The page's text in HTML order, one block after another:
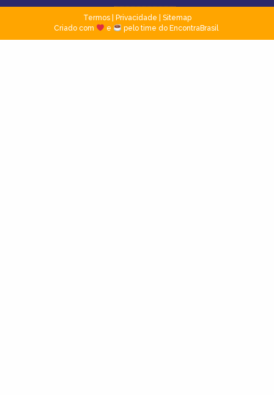
Termos| Privacidade
Sitemap
Criado com
e pelo time do EncontraBrasil